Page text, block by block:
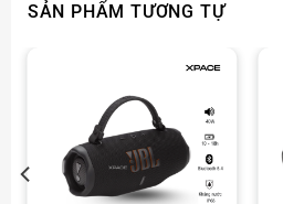
SẢN PHẨM TƯƠNG TỰ